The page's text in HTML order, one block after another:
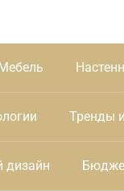
Тренды
дизайн